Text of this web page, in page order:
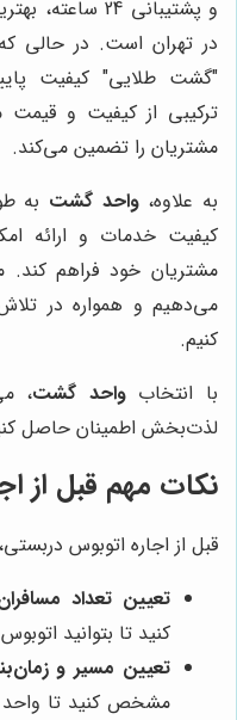
و پشتیبانی 24
در تهران است. در حالی
"گشت طلایی" کیفیت
ترکیبی از کیفیت و
مشتریان را تضمین می‌کند.
به علاوه،واحد گشت به
کیفیت خدمات و ارائه
مشتریان خود فراهم
می‌دهیم و همواره در تلاش
کنیم.
با انتخابواحد گشت،
لذت‌بخش اطمینان حاصل
نکات مهم قبل از
قبل از اجاره اتوبوس
تعیین تعداد
کنید تا بتوانید
تعیین مسیر و
مشخص کنید تا واحد